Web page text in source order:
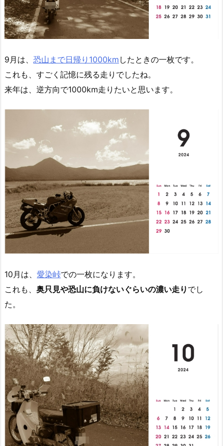
9月は、 恐山まで日帰り1000km したときの一枚です。
これも、すごく記憶に残る走りでしたね。
来年は、逆方向で1000km走りたいと思います。
10月は、 愛染峠での一枚になります。
これも、 奥只見や恐山に負けないぐらいの濃い走り でし
た。